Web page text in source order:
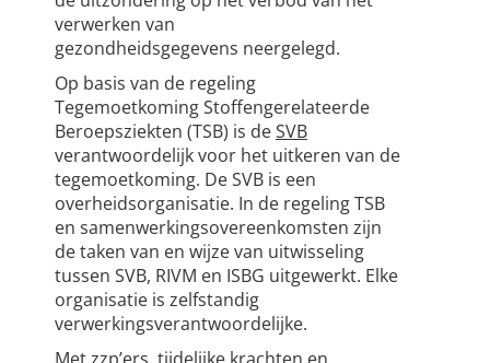
verwerken van
gezondheidsgegevens neergelegd.
Op basis van de regeling
Tegemoetkoming Stoffengerelateerde
Beroepsziekten (TSB) is deSVB
verantwoordelijk voor het uitkeren van de
tegemoetkoming. De SVB is een
overheidsorganisatie. In de regeling TSB
en samenwerkingsovereenkomsten zijn
de taken van en wijze van uitwisseling
tussen SVB, RIVM en ISBG uitgewerkt. Elke
organisatie is zelfstandig
verwerkingsverantwoordelijke.